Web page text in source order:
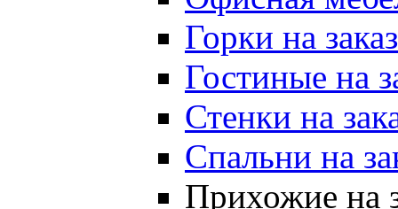
Горки на
Гостиные на
Стенки на
Спальни на
Прихожие на